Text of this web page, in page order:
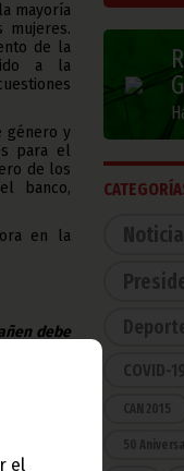
el
mayoría
mujeres.
de la
a la
género y
para el
de los
banco,
en la
debe
de
COVID-
CAN 2015
50